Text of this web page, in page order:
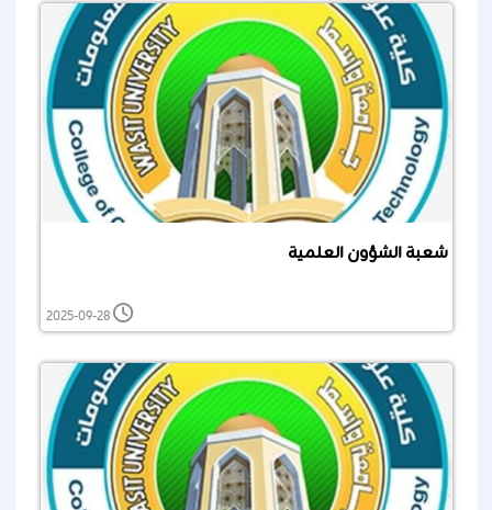
شعبة الشؤون العلمية
2025-09-28